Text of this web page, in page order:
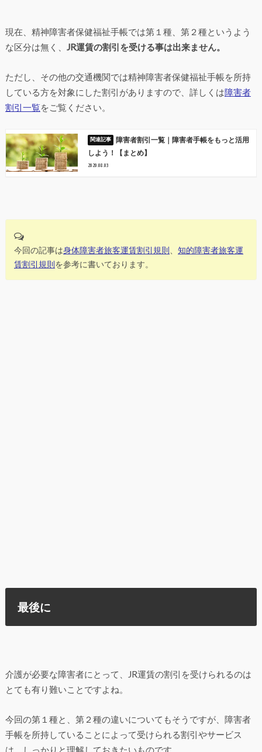
現在、精神障害者保健福祉手帳では第１種、第２種というよう
な区分は無く、 JR運賃の割引を受ける事は出来ません。
ただし、その他の交通機関では精神障害者保健福祉手帳を所持
している方を対象にした割引がありますので、詳しくは障害者
割引一覧をご覧ください。
障害者割引一覧｜障害者手帳をもっと活用
しよう！【まとめ】
2020.08.03
今回の記事は身体障害者旅客運賃割引規則 、知的障害者旅客運
賃割引規則を参考に書いております。
最後に
介護が必要な障害者にとって、JR運賃の割引を受けられるのは
とても有り難いことですよね。
今回の第１種と、第２種の違いについてもそうですが、障害者
手帳を所持していることによって受けられる割引やサービス
は、しっかりと理解しておきたいものです。